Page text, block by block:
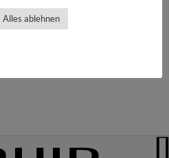
Alles ablehnen